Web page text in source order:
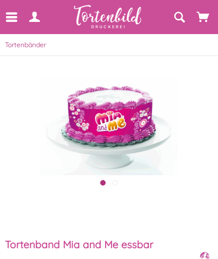
Tortenbänder
Tortenband Mia and Me essbar